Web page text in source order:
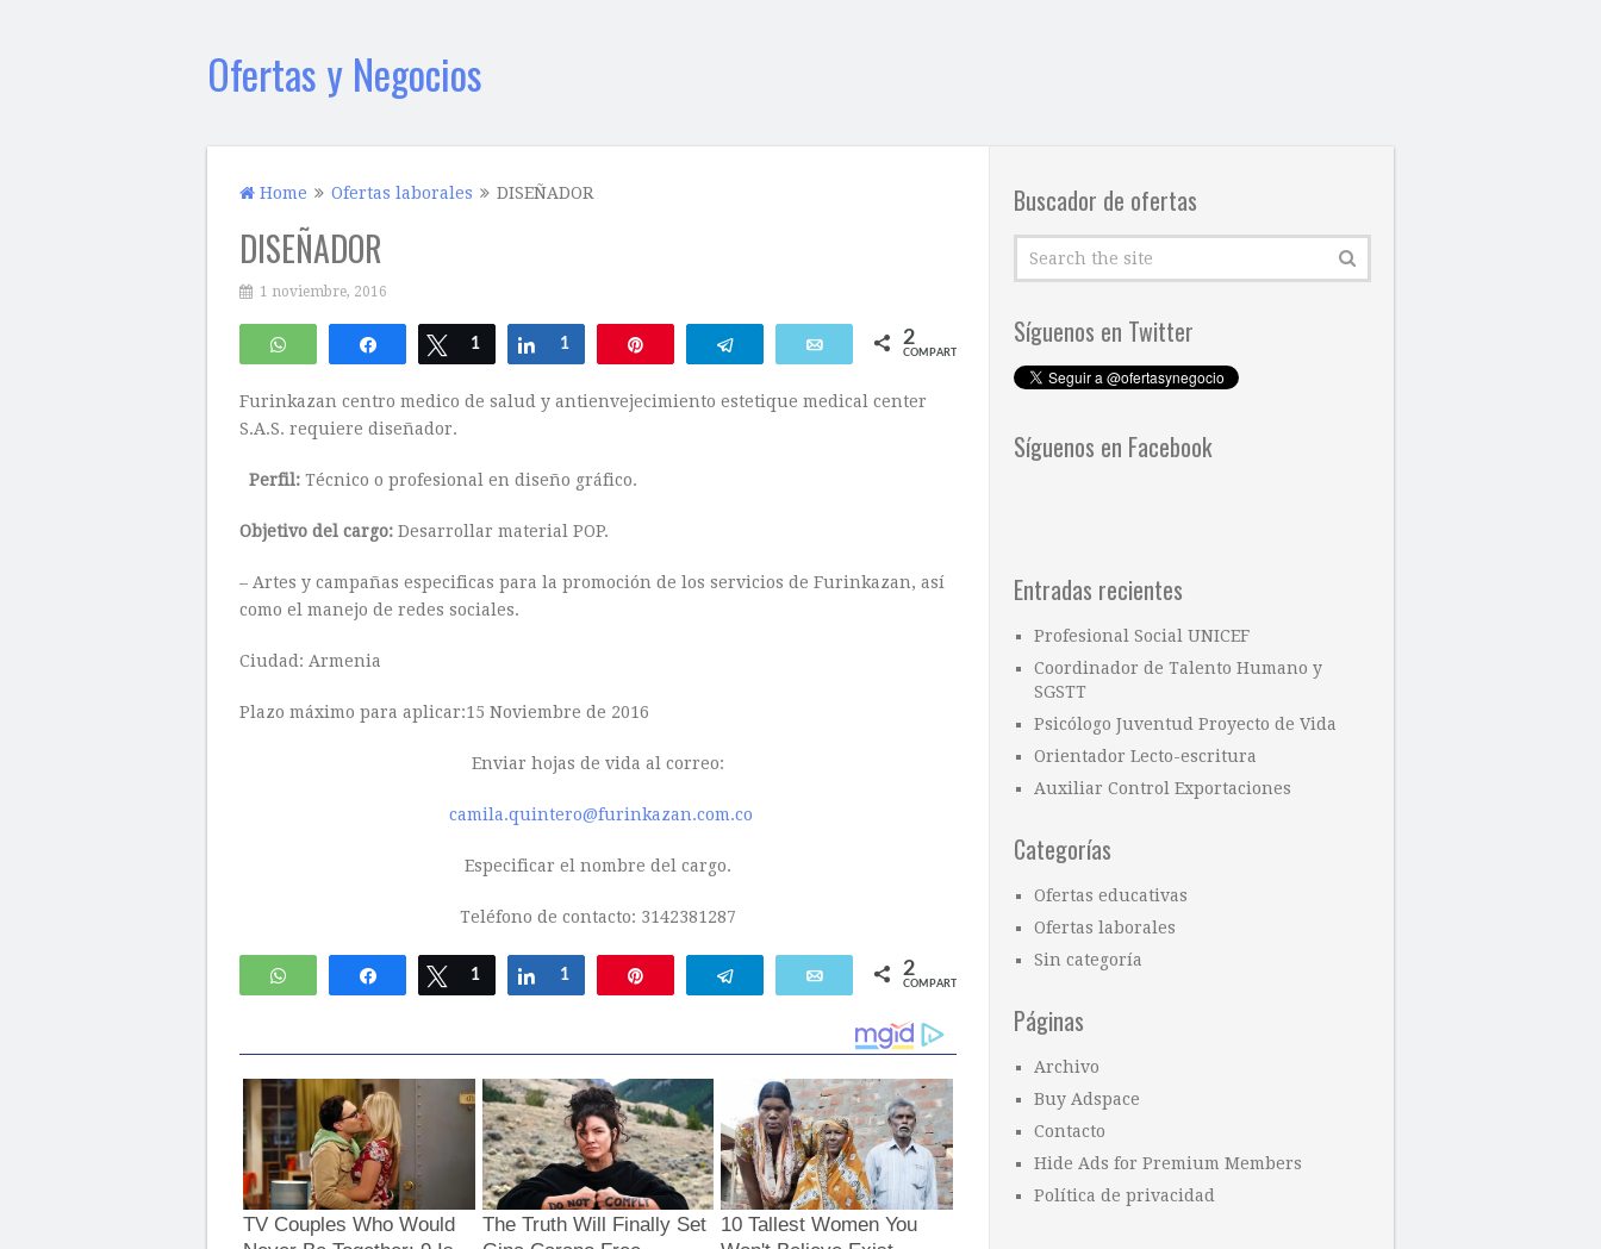
Ofertas y Negocios
Home Ofertas laborales DISEÑADOR
DISEÑADOR
1 noviembre, 2016
WhatsApp Compartir Twittear
1 Compartir
1 Telegram Email 2
COMPARTIR
Furinkazan centro medico de salud y antienvejecimiento estetique medical center
S.A.S. requiere diseñador.
Perfil: Técnico o profesional en diseño gráfico.
Objetivo del cargo: Desarrollar material POP.
– Artes y campañas especificas para la promoción de los servicios de Furinkazan, así
como el manejo de redes sociales.
Ciudad: Armenia
Plazo máximo para aplicar:15 Noviembre de 2016
Enviar hojas de vida al correo:
camila.quintero@furinkazan.com.co
Especificar el nombre del cargo.
Teléfono de contacto: 3142381287
WhatsApp Compartir Twittear
1 Compartir
1 Telegram Email 2
COMPARTIR
Buscador de ofertas
Síguenos en Twitter
Síguenos en Facebook
Entradas recientes
Profesional Social UNICEF
Coordinador de Talento Humano y
SGSTT
Psicólogo Juventud Proyecto de Vida
Orientador Lecto-escritura
Auxiliar Control Exportaciones
Categorías
Ofertas educativas
Ofertas laborales
Sin categoría
Páginas
Archivo
Buy Adspace
Contacto
Hide Ads for Premium Members
Política de privacidad